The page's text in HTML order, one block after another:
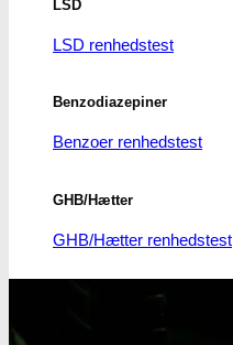
LSD
LSD renhedstest
Benzodiazepiner
Benzoer renhedstest
GHB/Hætter
GHB/Hætter renhedstest